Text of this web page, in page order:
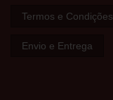
Termos e Condições
Envio e Entrega